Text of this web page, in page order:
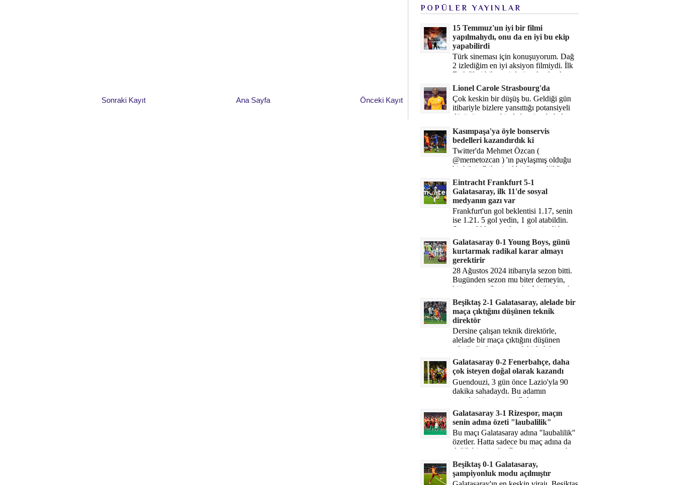
Sonraki Kayıt Önceki Kayıt
Ana Sayfa
POPÜLER YAYINLAR
15 Temmuz'un iyi bir filmi
yapılmalıydı, onu da en iyi bu ekip
yapabilirdi
Türk sineması için konuşuyorum. Dağ
2 izlediğim en iyi aksiyon filmiydi. İlk
Dağ filmi hikayesiyle ön plandaydı,
Dağ 2 ise belki o hika...
Lionel Carole Strasbourg'da
Çok keskin bir düşüş bu. Geldiği gün
itibariyle bizlere yansıttığı potansiyeli
düşünüyorum, bir de bugüne bakalım.
Kasımpaşa'ya öyle bonservis
bedelleri kazandırdık ki
Twitter'da Mehmet Özcan (
@memetozcan ) 'ın paylaşmış olduğu
bir bilgi. Çok güzel bir "nostaljik" pas
diyelim. Kasımpaşa...
Eintracht Frankfurt 5-1
Galatasaray, ilk 11'de sosyal
medyanın gazı var
Frankfurt'un gol beklentisi 1.17, senin
ise 1.21. 5 gol yedin, 1 gol atabildin.
Şanssızlıkla mı anlatacağız şimdi bu
durumu? Rakibin 5 ş...
Galatasaray 0-1 Young Boys, günü
kurtarmak radikal karar almayı
gerektirir
28 Ağustos 2024 itibarıyla sezon bitti.
Bugünden sezon mu biter demeyin,
bitiyor işte. Şampiyonlar Ligi'ne katılım
hakkı senin misyonun ...
Beşiktaş 2-1 Galatasaray, alelade bir
maça çıktığını düşünen teknik
direktör
Dersine çalışan teknik direktörle,
alelade bir maça çıktığını düşünen
teknik direktör arasındaki fark bu
işte. Solskjaer'in çalıştığı de...
Galatasaray 0-2 Fenerbahçe, daha
çok isteyen doğal olarak kazandı
Guendouzi, 3 gün önce Lazio'yla 90
dakika sahadaydı. Bu adamın
transferini yetiştirip, Galatasaray
karşısında 11 oynamasını sağlıyorsun....
Galatasaray 3-1 Rizespor, maçın
senin adına özeti "laubalilik"
Bu maçı Galatasaray adına "laubalilik"
özetler. Hatta sadece bu maç adına da
değil, bir süredir. Geçen 4 maçta sadece
1 gol yedin ...
Beşiktaş 0-1 Galatasaray,
şampiyonluk modu açılmıştır